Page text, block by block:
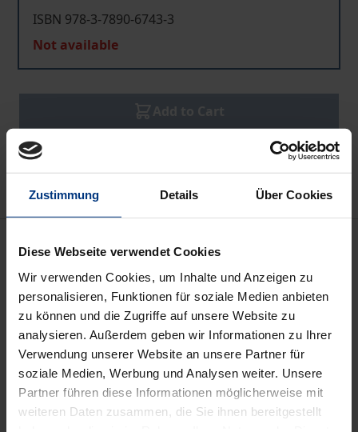
Zustimmung Details Über Cookies
Diese Webseite verwendet Cookies
Wir verwenden Cookies, um Inhalte und Anzeigen zu
personalisieren, Funktionen für soziale Medien anbieten
zu können und die Zugriffe auf unsere Website zu
analysieren. Außerdem geben wir Informationen zu Ihrer
Verwendung unserer Website an unsere Partner für
soziale Medien, Werbung und Analysen weiter. Unsere
Partner führen diese Informationen möglicherweise mit
weiteren Daten zusammen, die Sie ihnen bereitgestellt
ISBN 978-3-7890-6743-3
Not available
Add to Wish List
Delivery cost notice
Die Prognosen über das Wachstum des electronic
commerce werden sich nur dann bestätigen, wenn
die Parteien die Gewissheit haben können, daß ihre
elektronisch erworbenen Ansprüche auch
durchsetzbar sind. Hinzu kann das
informationstechnische Konzept der digitalen
Signatur dienen. Voraussetzung dafür ist allerdings,